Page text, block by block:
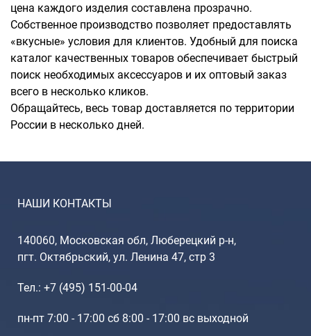
цена каждого изделия составлена прозрачно.
Собственное производство позволяет предоставлять
«вкусные» условия для клиентов. Удобный для поиска
каталог качественных товаров обеспечивает быстрый
поиск необходимых аксессуаров и их оптовый заказ
всего в несколько кликов.
Обращайтесь, весь товар доставляется по территории
России в несколько дней.
НАШИ КОНТАКТЫ
140060, Московская обл, Люберецкий р-н,
пгт. Октябрьский, ул. Ленина 47, стр 3
Тел.: +7 (495) 151-00-04
пн-пт 7:00 - 17:00 сб 8:00 - 17:00 вс выходной